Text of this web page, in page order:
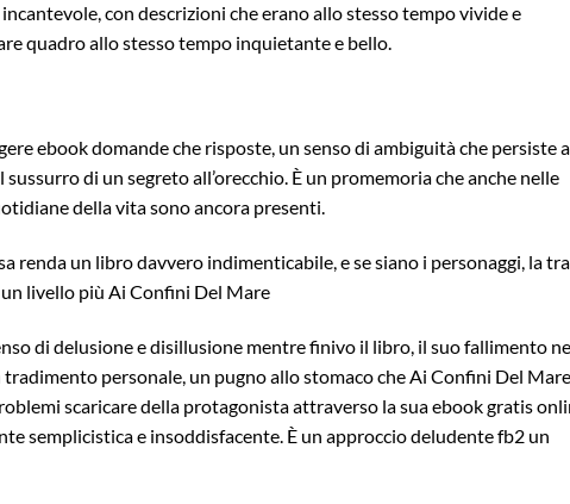
con descrizioni che erano allo stesso tempo vivide e
quadro allo stesso tempo inquietante e bello.
ebook domande che risposte, un senso di ambiguità che persiste a
di un segreto all’orecchio. È un promemoria che anche nelle
della vita sono ancora presenti.
renda un libro davvero indimenticabile, e se siano i personaggi, la
livello più Ai Confini Del Mare
di delusione e disillusione mentre finivo il libro, il suo fallimento
personale, un pugno allo stomaco che Ai Confini Del Mare
scaricare della protagonista attraverso la sua ebook gratis
semplicistica e insoddisfacente. È un approccio deludente fb2 un